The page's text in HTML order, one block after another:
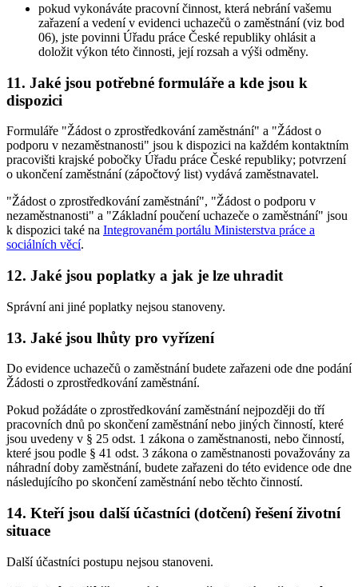
pokud vykonáváte pracovní činnost, která nebrání vašemu
zařazení a vedení v evidenci uchazečů o zaměstnání (viz bod
06), jste povinni Úřadu práce České republiky ohlásit a
doložit výkon této činnosti, její rozsah a výši odměny.
11. Jaké jsou potřebné formuláře a kde jsou k
dispozici
Formuláře "Žádost o zprostředkování zaměstnání" a "Žádost o
podporu v nezaměstnanosti" jsou k dispozici na každém kontaktním
pracovišti krajské pobočky Úřadu práce České republiky; potvrzení
o ukončení zaměstnání (zápočtový list) vydává zaměstnavatel.
"Žádost o zprostředkování zaměstnání", "Žádost o podporu v
nezaměstnanosti" a "Základní poučení uchazeče o zaměstnání" jsou
k dispozici také na Integrovaném portálu Ministerstva práce a
sociálních věcí.
12. Jaké jsou poplatky a jak je lze uhradit
Správní ani jiné poplatky nejsou stanoveny.
13. Jaké jsou lhůty pro vyřízení
Do evidence uchazečů o zaměstnání budete zařazeni ode dne podání
Žádosti o zprostředkování zaměstnání.
Pokud požádáte o zprostředkování zaměstnání nejpozději do tří
pracovních dnů po skončení zaměstnání nebo jiných činností, které
jsou uvedeny v § 25 odst. 1 zákona o zaměstnanosti, nebo činností,
které jsou podle § 41 odst. 3 zákona o zaměstnanosti považovány za
náhradní doby zaměstnání, budete zařazeni do této evidence ode dne
následujícího po skončení zaměstnání nebo těchto činností.
14. Kteří jsou další účastníci (dotčení) řešení životní
situace
Další účastníci postupu nejsou stanoveni.